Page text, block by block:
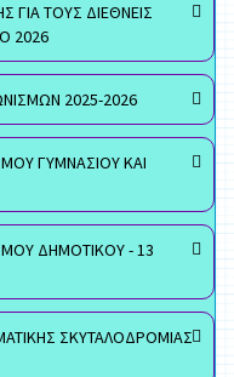
ΓΙΑ ΤΟΥΣ ΔΙΕΘΝΕΙΣ
2026
2025-2026
ΓΥΜΝΑΣΙΟΥ ΚΑΙ
ΔΗΜΟΤΙΚΟΥ - 13
ΣΚΥΤΑΛΟΔΡΟΜΙΑΣ